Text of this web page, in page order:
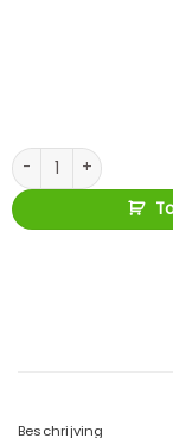
Eetkamerstoel Belle
Beschrijving